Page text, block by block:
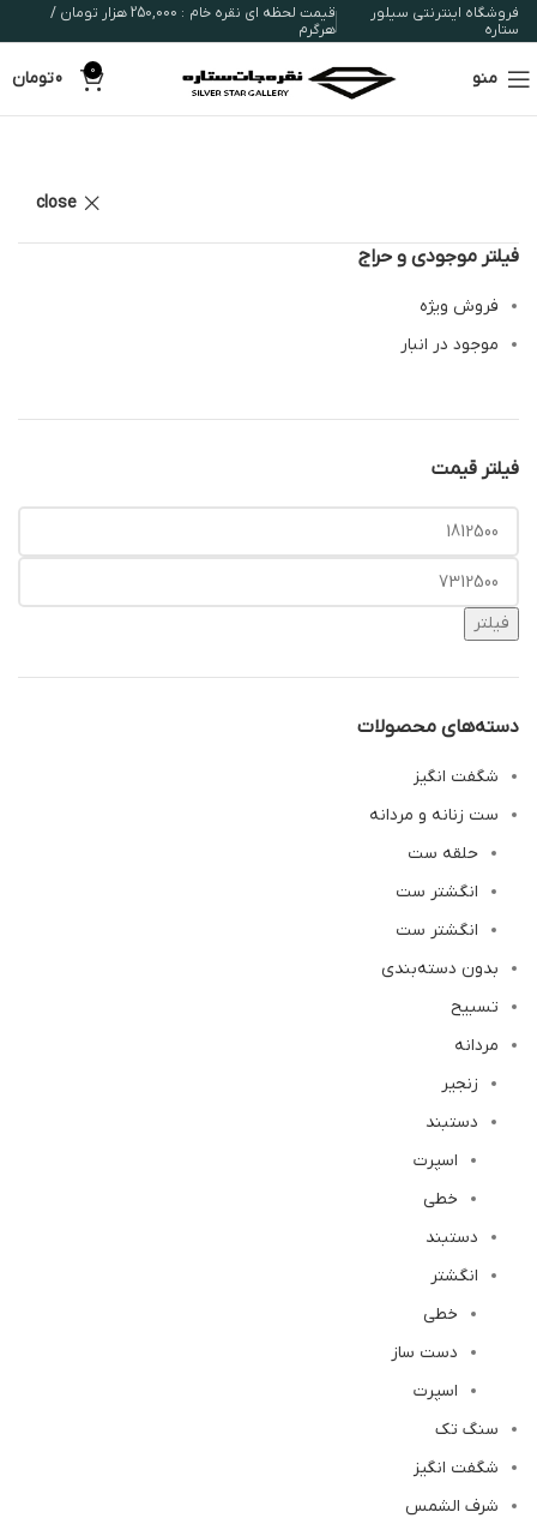
فروشگاه اینترنتی سیلور
ستاره
قیمت لحظه ای نقره خام : 250,000 هزار تومان /
هرگرم
منو 0
0تومان
close
فیلتر موجودی و حراج
فروش ویژه
موجود در انبار
فیلتر قیمت
فیلتر
دسته‌های محصولات
شگفت انگیز
ست زنانه و مردانه
حلقه ست
انگشتر ست
انگشتر ست
بدون دسته‌بندی
تسبیح
مردانه
زنجیر
دستبند
اسپرت
خطی
دستبند
انگشتر
خطی
دست ساز
اسپرت
سنگ تک
شگفت انگیز
شرف الشمس